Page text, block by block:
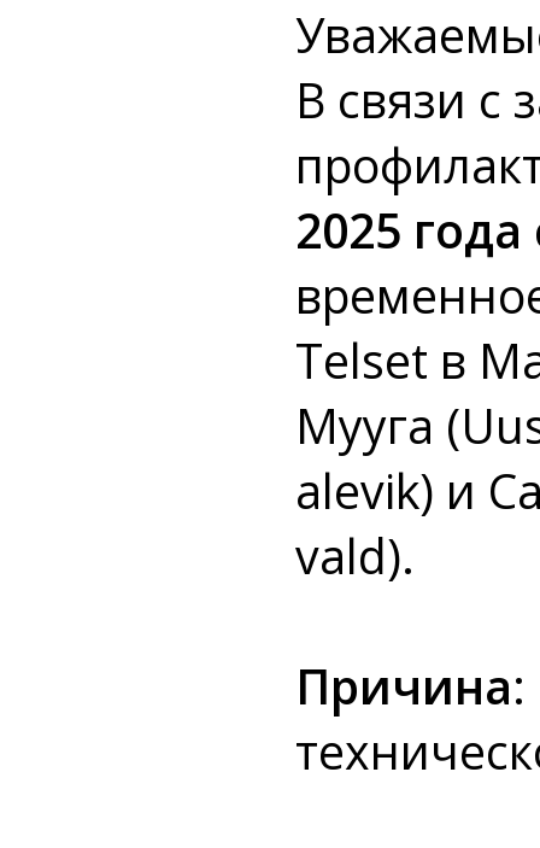
В связи с
2025
Telset в
Мууга
alevik) и
vald).
Причина